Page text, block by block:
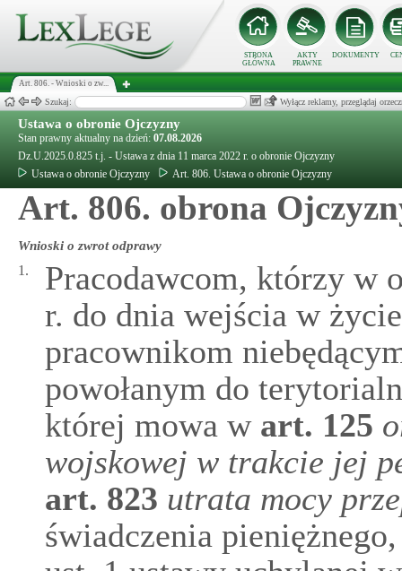
STRONA
GŁÓWNA
AKTY
PRAWNE
DOKUMENTY
Art. 806. - Wnioski o zw...
Szukaj: Wyłącz reklamy, przeglądaj
Ustawa o obronie Ojczyzny
Stan prawny aktualny na dzień: 07.08.2026
Dz.U.2025.0.825 t.j. - Ustawa z dnia 11 marca 2022 r. o obronie Ojczyzny
Ustawa o obronie Ojczyzny
Art. 806. Ustawa o obronie Ojczyzny
Art. 806. obrona
Wnioski o zwrot odprawy
1.
Pracodawcom, którzy w
r. do dnia wejścia w
pracownikom
powołanym do
której mowa wart. 125
wojskowej w trakcie jej
art. 823 utrata mocy
świadczenia